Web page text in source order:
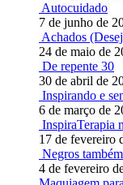
Autocuidado
7 de junho de
Achados
24 de maio de
De repente 30
30 de abril de
Inspirando e
6 de março de
InspiraTerapia
17 de fevereiro
Negros
4 de fevereiro